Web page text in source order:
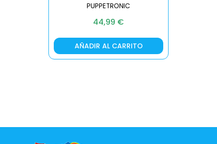
PUPPETRONIC
44,99 €
AÑADIR AL CARRITO